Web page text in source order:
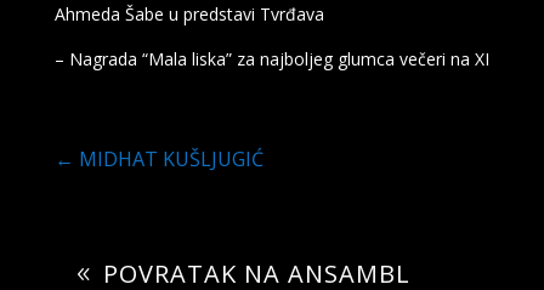
Ahmeda Šabe u predstavi Tvrđava
– Nagrada “Mala liska” za najboljeg glumca večeri na XI
← MIDHAT KUŠLJUGIĆ
POVRATAK NA ANSAMBL